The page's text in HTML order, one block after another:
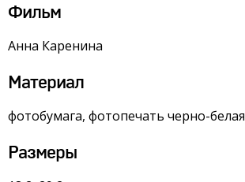
Фильм
Анна Каренина
Материал
фотобумага, фотопечать черно-белая
Размеры